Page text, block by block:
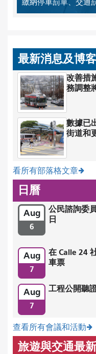
繳納停車罰單、交通
最新消息及博客
改善措
務調整
數據已
街道和
看所有部落格文章
日曆
Aug
6
公民諮詢委
日
Aug
7
在 Calle 24
車票
Aug
7
工程公開聽
查看所有會議和活動
旅遊與交通最